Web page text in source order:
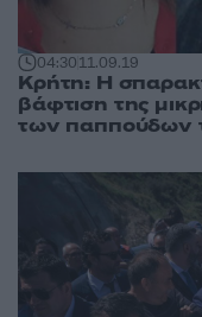
04:3011.09.19
Κρήτη: Η
βάφτιση της
των παππούδων